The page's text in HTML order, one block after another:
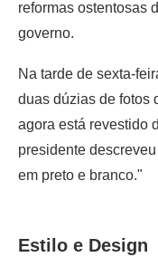
reformas ostentosas
governo.
Na tarde de sexta-
duas dúzias de fotos
agora está revestido
presidente
em preto e branco."
Estilo e Design